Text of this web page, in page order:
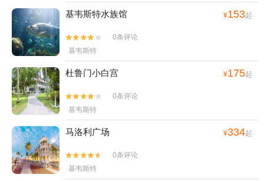
基韦斯特水族馆 ¥153起


0条评论
基韦斯特
杜鲁门小白宫 ¥175起


0条评论
基韦斯特
马洛利广场 ¥334起


0条评论
基韦斯特